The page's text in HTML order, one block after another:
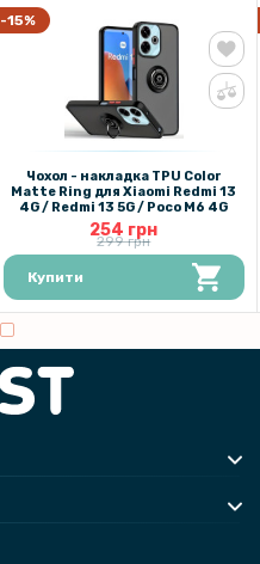
-15%
Чохол - накладка TPU Color
Matte Ring для Xiaomi Redmi 13
4G / Redmi 13 5G / Poco M6 4G
254 грн
299 грн
Купити